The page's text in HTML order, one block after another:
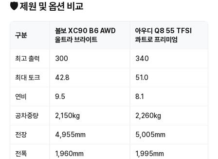
🛡 제원 및 옵션 비교
구분
볼보 XC90 B6 AWD
울트라 브라이트
아우디 Q8 55 TFSI
콰트로 프리미엄
최고 출력 300 340
최대 토크 42.8 51.0
연비 9.5 8.1
공차중량 2,150kg 2,260kg
전장 4,955mm 5,005mm
전폭 1,960mm 1,995mm